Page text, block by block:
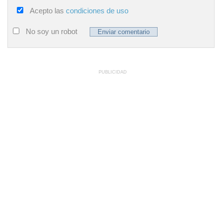
Acepto las condiciones de uso
No soy un robot
PUBLICIDAD